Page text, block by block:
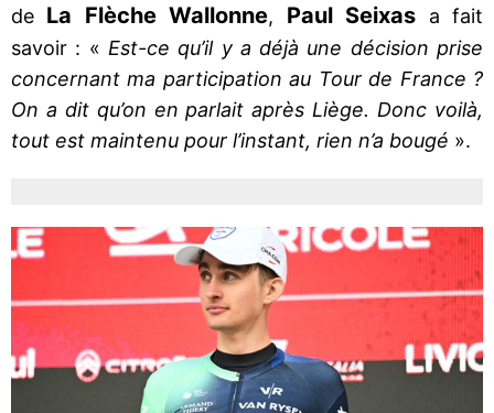
de La Flèche Wallonne, Paul Seixas a fait
savoir : « Est-ce qu’il y a déjà une décision prise
concernant ma participation au Tour de France ?
On a dit qu’on en parlait après Liège. Donc voilà,
tout est maintenu pour l’instant, rien n’a bougé ».